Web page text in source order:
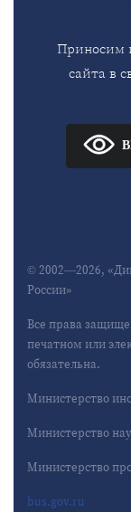
Приносим
сайта в
© 2002—2026,
России»
Все права
печатном или
обязательна.
Министерство
Министерство
Министерство
bus.gov.ru